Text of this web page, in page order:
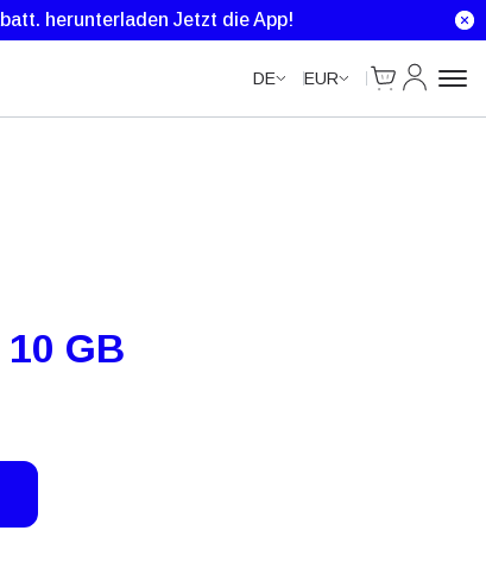
herunterladen Jetzt die App!
DE EUR
Cart
Mein
GB